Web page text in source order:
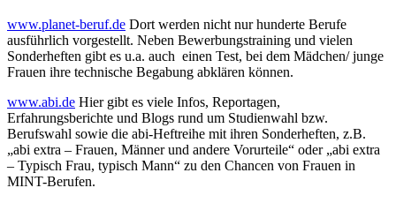
www.planet-beruf.de Dort werden nicht nur hunderte Berufe
ausführlich vorgestellt. Neben Bewerbungstraining und vielen
Sonderheften gibt es u.a. auch einen Test, bei dem Mädchen/ junge
Frauen ihre technische Begabung abklären können.
www.abi.de Hier gibt es viele Infos, Reportagen,
Erfahrungsberichte und Blogs rund um Studienwahl bzw.
Berufswahl sowie die abi-Heftreihe mit ihren Sonderheften, z.B.
„abi extra – Frauen, Männer und andere Vorurteile“ oder „abi extra
– Typisch Frau, typisch Mann“ zu den Chancen von Frauen in
MINT-Berufen.